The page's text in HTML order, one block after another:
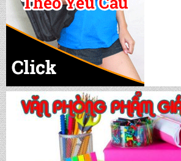
CẶP HỌC SINH MS: TN
CẶP HỌC SINH MS: TN
CẶP HỌC SINH MS: TN